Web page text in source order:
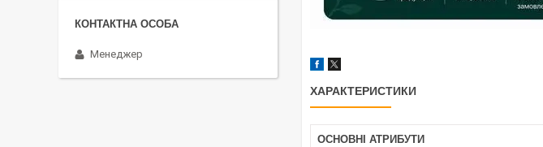
ХАРАКТЕРИСТИКИ
ОСНОВНІ АТРИБУТИ
Менеджер